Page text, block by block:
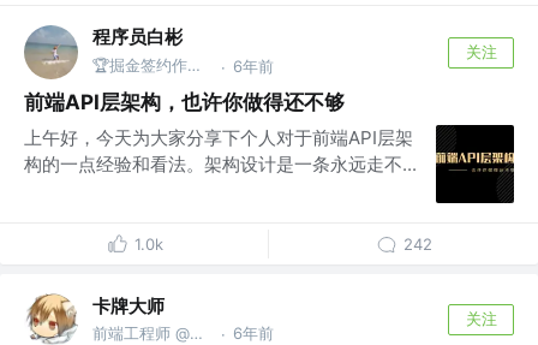
程序员白彬
🏆掘金签约作者 @蚂蚁 · 6年前
关注
前端API层架构，也许你做得还不够
上午好，今天为大家分享下个人对于前端API层架
构的一点经验和看法。架构设计是一条永远走不...
1.0k 242
卡牌大师
前端工程师 @前腾讯工程师 · 6年前
关注